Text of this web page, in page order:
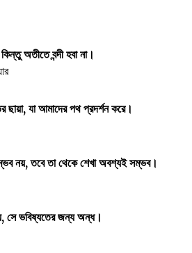
অতীতে বন্দী হবা না।
যা আমাদের পথ প্রদর্শন করে।
নয়, তবে তা থেকে শেখা অবশ্যই সম্ভব।
সে ভবিষ্যতের জন্য অন্ধ।